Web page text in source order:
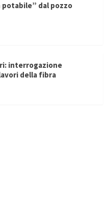
potabile” dal pozzo
interrogazione
della fibra